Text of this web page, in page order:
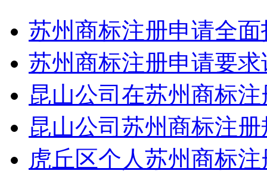
苏州商标注册申请全面
苏州商标注册申请要求
昆山公司在苏州商标
昆山公司苏州商标注
虎丘区个人苏州商标